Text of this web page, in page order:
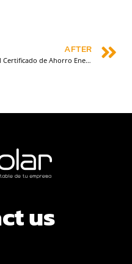
AFTER
El Certificado de Ahorro Energético (CAE), un instrumento clave en la transición energética.
us